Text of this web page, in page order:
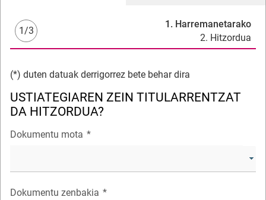
1/3
1. Harremanetarako
2. Hitzordua
(*) duten datuak derrigorrez bete behar dira
USTIATEGIAREN ZEIN TITULARRENTZAT
DA HITZORDUA?
Dokumentu mota *
Dokumentu zenbakia *